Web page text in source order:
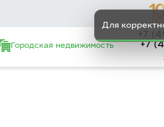
Для
Городская недвижимость
+7
+7